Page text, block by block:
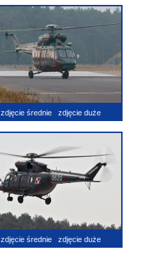
zdjęcie średnie zdjęcie duże
zdjęcie średnie zdjęcie duże